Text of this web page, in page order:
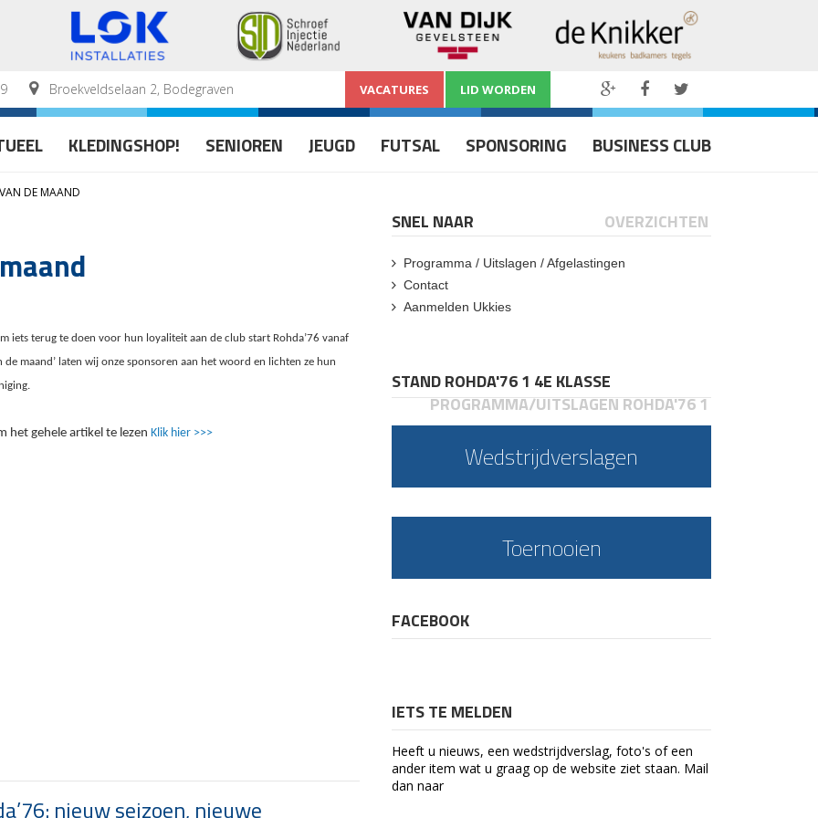
Broekveldselaan 2, Bodegraven VACATURES LID WORDEN
KLEDINGSHOP! SENIOREN JEUGD FUTSAL SPONSORING BUSINESS CLUB
DE MAAND
iets terug te doen voor hun loyaliteit aan de club start Rohda’76 vanaf
maand’ laten wij onze sponsoren aan het woord en lichten ze hun
het gehele artikel te lezen Klik hier >>>
nieuw seizoen, nieuwe
SNEL NAAR OVERZICHTEN
Programma / Uitslagen / Afgelastingen
Contact
Aanmelden Ukkies
STAND ROHDA'76 1 4E KLASSE
PROGRAMMA/UITSLAGEN ROHDA'76 1
Wedstrijdverslagen
Toernooien
FACEBOOK
IETS TE MELDEN
Heeft u nieuws, een wedstrijdverslag, foto's of een
ander item wat u graag op de website ziet staan. Mail
dan naar